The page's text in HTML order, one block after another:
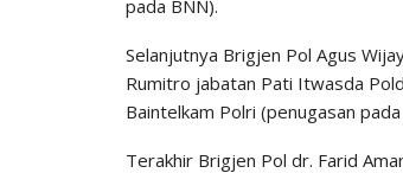
pada BNN).
Selanjutnya Brigjen Pol Agus
Rumitro jabatan Pati Itwasda
Baintelkam Polri (penugasan
Terakhir Brigjen Pol dr. Farid